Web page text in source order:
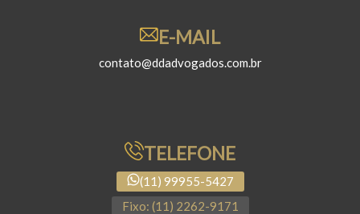
E-MAIL
contato@ddadvogados.com.br
TELEFONE
(11) 99955-5427
Fixo: (11) 2262-9171